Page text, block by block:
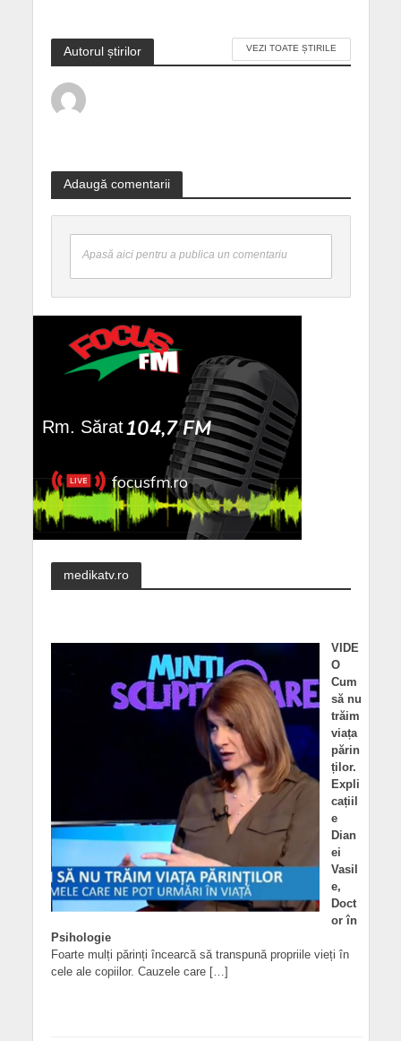
Autorul știrilor VEZI TOATE ȘTIRILE
Adaugă comentarii
Apasă aici pentru a publica un comentariu
medikatv.ro
VIDE
O
Cum
să nu
trăim
viața
părin
ților.
Expli
cațiil
e
Dian
ei
Vasil
e,
Doct
or în
Psihologie
Foarte mulți părinți încearcă să transpună propriile vieți în
cele ale copiilor. Cauzele care […]